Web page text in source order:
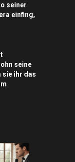
seiner
einfing,
seine
sie ihr das